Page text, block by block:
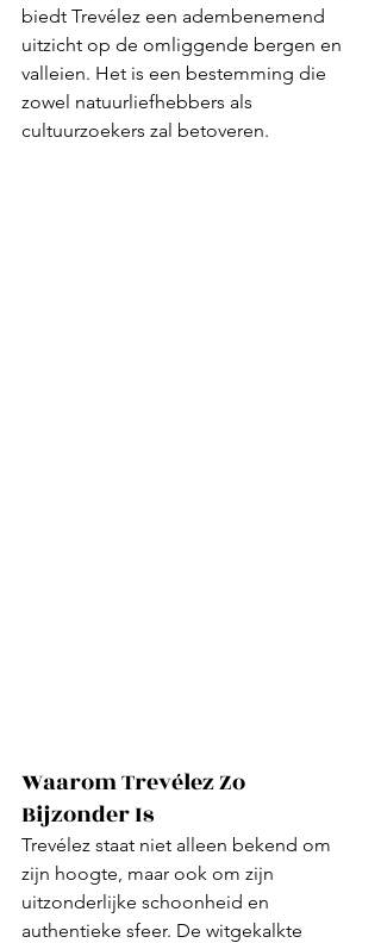
biedt Trevélez een adembenemend
uitzicht op de omliggende bergen en
valleien. Het is een bestemming die
zowel natuurliefhebbers als
cultuurzoekers zal betoveren.
Waarom Trevélez Zo
Bijzonder Is
Trevélez staat niet alleen bekend om
zijn hoogte, maar ook om zijn
uitzonderlijke schoonheid en
authentieke sfeer. De witgekalkte